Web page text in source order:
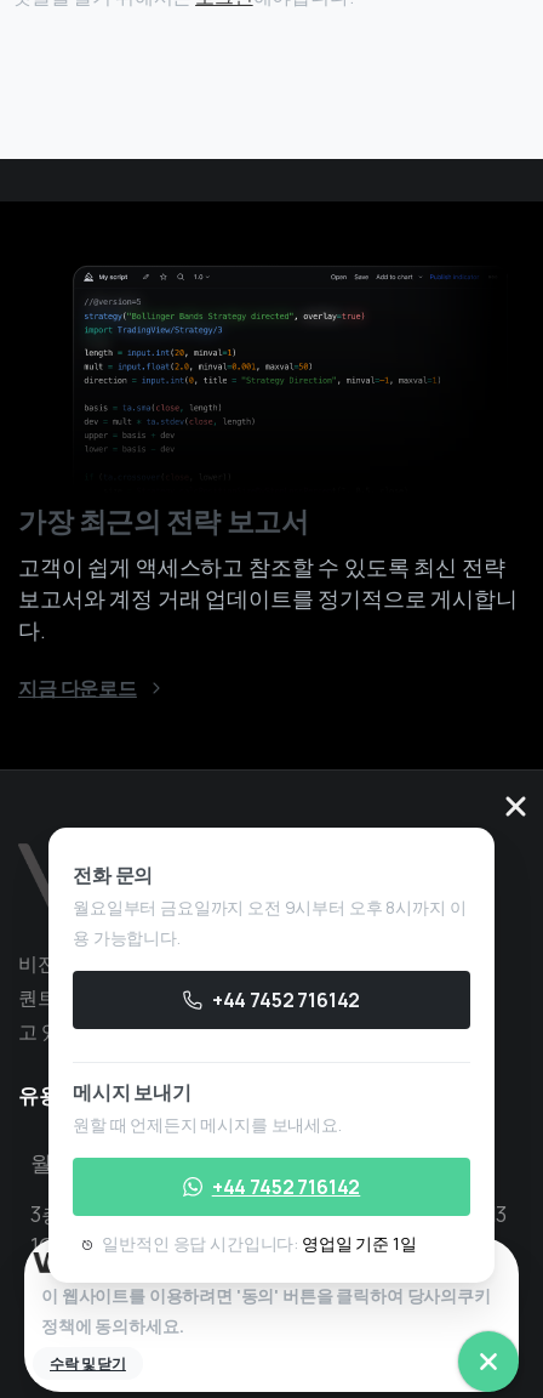
전화 문의
월요일부터 금요일까지 오전 9시부터 오후 8시까지 이
용 가능합니다.
+44 7452 716142
메시지 보내기
원할 때 언제든지 메시지를 보내세요.
+44 7452 716142
일반적인 응답 시간입니다: 영업일 기준 1일
이 웹사이트를 이용하려면 '동의' 버튼을 클릭하여 당사의쿠키
정책에 동의하세요.
수락 및 닫기
가장 최근의 전략 보고서
고객이 쉽게 액세스하고 참조할 수 있도록 최신 전략
보고서와 계정 거래 업데이트를 정기적으로 게시합니
다.
지금 다운로드
비전 퀀트는 전략 개발 분야에서 10년 이상의 경험을 가진
퀀트 트레이딩 서비스 회사로, 독점 트레이딩에 중점을 두
고 있습니다.
유용한정보
월~금, 오전 8시~오후 6시 영업
3층 로포드 하우스, 앨버트 플레이스, 런던, 영국, N3
1QA
문의: info@visionquant.co.uk